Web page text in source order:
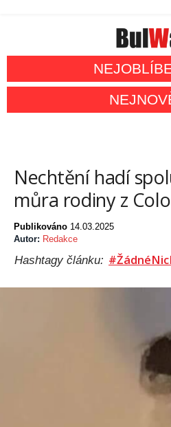
Nechtění hadí
můra rodiny z
Publikováno 14.03.2025
Autor: Redakce
Hashtagy článku: